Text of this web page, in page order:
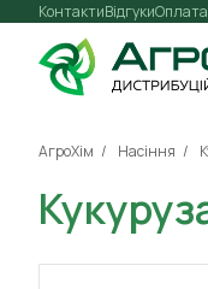
Контакти Оплата
Відгуки
АгроХім Насіння